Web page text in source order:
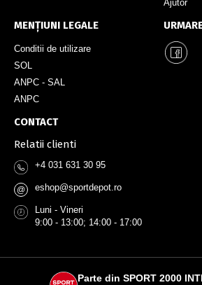
Ajutor
MENȚIUNI LEGALE
Conditii de utilizare
SOL
ANPC - SAL
ANPC
CONTACT
Relatii clienti
+4 031 631 30 95
@ eshop@sportdepot.ro
Luni - Vineri
9:00 - 13:00; 14:00 - 17:00
Parte din SPORT 2000